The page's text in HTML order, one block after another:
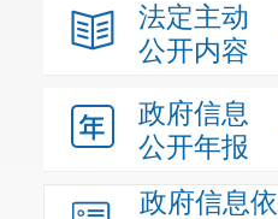
法定主动
公开内容
政府信息
公开年报
政府信息依